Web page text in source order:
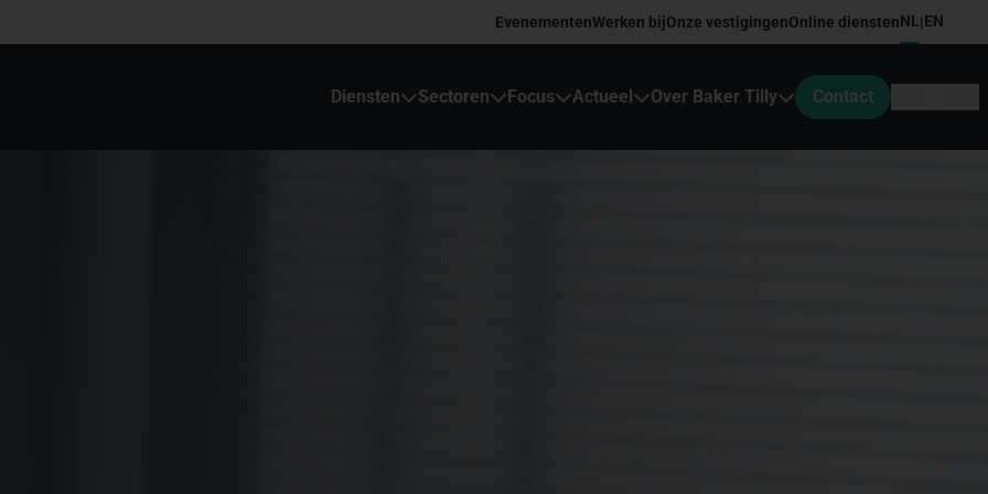
EvenementenWerken bijOnze vestigingenOnline dienstenNL|EN
Diensten Sectoren Focus Actueel Over Baker Tilly Contact